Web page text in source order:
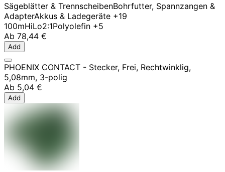
Sägeblätter & TrennscheibenBohrfutter, Spannzangen &
AdapterAkkus & Ladegeräte +19
100mHiLo2:1Polyolefin +5
Ab 78,44 €
Add
PHOENIX CONTACT - Stecker, Frei, Rechtwinklig,
5,08mm, 3-polig
Ab 5,04 €
Add